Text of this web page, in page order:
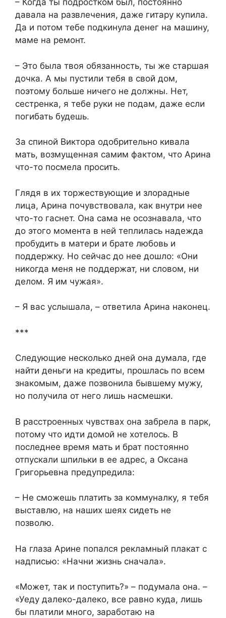
– Когда ты подростком был, постоянно
давала на развлечения, даже гитару купила.
Да и потом тебе подкинула денег на машину,
маме на ремонт.
– Это была твоя обязанность, ты же старшая
дочка. А мы пустили тебя в свой дом,
поэтому больше ничего не должны. Нет,
сестренка, я тебе руки не подам, даже если
погибать будешь.
За спиной Виктора одобрительно кивала
мать, возмущенная самим фактом, что Арина
что-то посмела просить.
Глядя в их торжествующие и злорадные
лица, Арина почувствовала, как внутри нее
что-то гаснет. Она сама не осознавала, что
до этого момента в ней теплилась надежда
пробудить в матери и брате любовь и
поддержку. Но сейчас до нее дошло: «Они
никогда меня не поддержат, ни словом, ни
делом. Я им чужая».
– Я вас услышала, – ответила Арина наконец.
***
Следующие несколько дней она думала, где
найти деньги на кредиты, прошлась по всем
знакомым, даже позвонила бывшему мужу,
но получила от него лишь насмешки.
В расстроенных чувствах она забрела в парк,
потому что идти домой не хотелось. В
последнее время мать и брат постоянно
отпускали шпильки в ее адрес, а Оксана
Григорьевна предупредила:
– Не сможешь платить за коммуналку, я тебя
выставлю, на наших шеях сидеть не
позволю.
На глаза Арине попался рекламный плакат с
надписью: «Начни жизнь сначала».
«Может, так и поступить?» – подумала она. –
«Уеду далеко-далеко, все равно куда, лишь
бы платили много, заработаю на